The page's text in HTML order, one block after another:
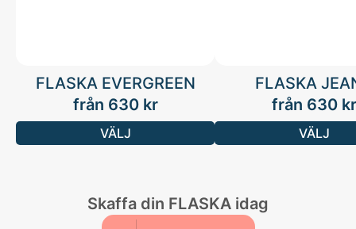
FLASKA EVERGREEN
från 630 kr
VÄLJ
FLASKA
från 630 kr
VÄLJ
Skaffa din FLASKA idag